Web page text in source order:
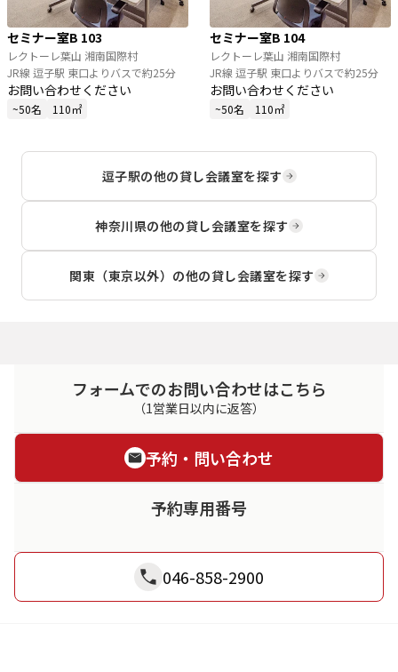
セミナー室B 103
レクトーレ葉山 湘南国際村
JR線 逗子駅 東口よりバスで約25分
お問い合わせください
~50名 110㎡
セミナー室B 104
レクトーレ葉山 湘南国際村
JR線 逗子駅 東口よりバスで約25分
お問い合わせください
~50名 110㎡
逗子駅の他の貸し会議室を探す
神奈川県の他の貸し会議室を探す
関東（東京以外） の他の貸し会議室を探す
フォームでのお問い合わせはこちら
（1営業日以内に返答）
予約・問い合わせ
予約専用番号
046-858-2900